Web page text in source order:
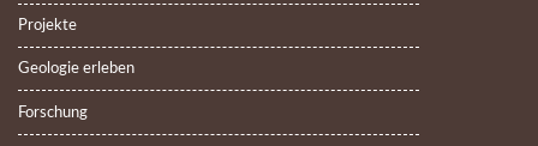
Projekte
Geologie erleben
Forschung